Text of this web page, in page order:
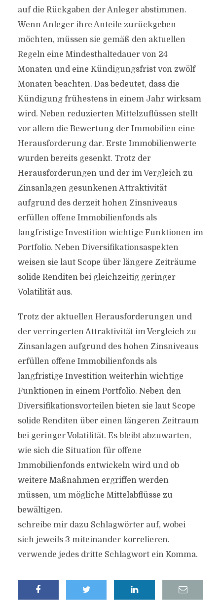
auf die Rückgaben der Anleger abstimmen.
Wenn Anleger ihre Anteile zurückgeben
möchten, müssen sie gemäß den aktuellen
Regeln eine Mindesthaltedauer von 24
Monaten und eine Kündigungsfrist von zwölf
Monaten beachten. Das bedeutet, dass die
Kündigung frühestens in einem Jahr wirksam
wird. Neben reduzierten Mittelzuflüssen stellt
vor allem die Bewertung der Immobilien eine
Herausforderung dar. Erste Immobilienwerte
wurden bereits gesenkt. Trotz der
Herausforderungen und der im Vergleich zu
Zinsanlagen gesunkenen Attraktivität
aufgrund des derzeit hohen Zinsniveaus
erfüllen offene Immobilienfonds als
langfristige Investition wichtige Funktionen im
Portfolio. Neben Diversifikationsaspekten
weisen sie laut Scope über längere Zeiträume
solide Renditen bei gleichzeitig geringer
Volatilität aus.
Trotz der aktuellen Herausforderungen und
der verringerten Attraktivität im Vergleich zu
Zinsanlagen aufgrund des hohen Zinsniveaus
erfüllen offene Immobilienfonds als
langfristige Investition weiterhin wichtige
Funktionen in einem Portfolio. Neben den
Diversifikationsvorteilen bieten sie laut Scope
solide Renditen über einen längeren Zeitraum
bei geringer Volatilität. Es bleibt abzuwarten,
wie sich die Situation für offene
Immobilienfonds entwickeln wird und ob
weitere Maßnahmen ergriffen werden
müssen, um mögliche Mittelabflüsse zu
bewältigen.
schreibe mir dazu Schlagwörter auf, wobei
sich jeweils 3 miteinander korrelieren.
verwende jedes dritte Schlagwort ein Komma.